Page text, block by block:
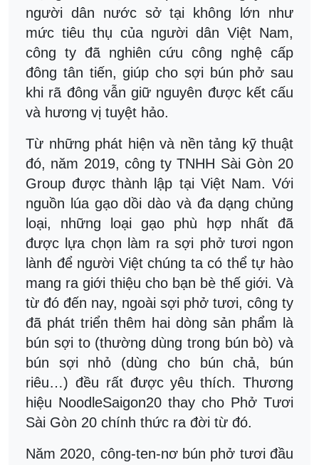
người dân nước sở tại không lớn như
mức tiêu thụ của người dân Việt Nam,
công ty đã nghiên cứu công nghệ cấp
đông tân tiến, giúp cho sợi bún phở sau
khi rã đông vẫn giữ nguyên được kết cấu
và hương vị tuyệt hảo.
Từ những phát hiện và nền tảng kỹ thuật
đó, năm 2019, công ty TNHH Sài Gòn 20
Group được thành lập tại Việt Nam. Với
nguồn lúa gạo dồi dào và đa dạng chủng
loại, những loại gạo phù hợp nhất đã
được lựa chọn làm ra sợi phở tươi ngon
lành để người Việt chúng ta có thể tự hào
mang ra giới thiệu cho bạn bè thế giới. Và
từ đó đến nay, ngoài sợi phở tươi, công ty
đã phát triển thêm hai dòng sản phẩm là
bún sợi to (thường dùng trong bún bò) và
bún sợi nhỏ (dùng cho bún chả, bún
riêu…) đều rất được yêu thích. Thương
hiệu NoodleSaigon20 thay cho Phở Tươi
Sài Gòn 20 chính thức ra đời từ đó.
Năm 2020, công-ten-nơ bún phở tươi đầu